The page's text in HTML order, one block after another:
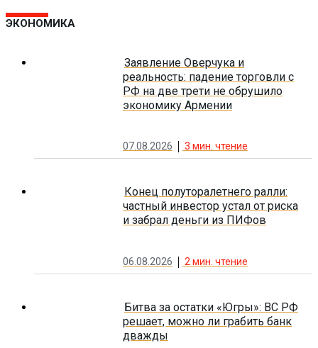
ЭКОНОМИКА
Заявление Оверчука и
реальность: падение торговли с
РФ на две трети не обрушило
экономику Армении
07.08.2026 3 мин. чтение
Конец полуторалетнего ралли:
частный инвестор устал от риска
и забрал деньги из ПИФов
06.08.2026 2 мин. чтение
Битва за остатки «Югры»: ВС РФ
решает, можно ли грабить банк
дважды